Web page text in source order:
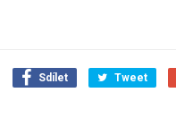
Sdílet Tweet